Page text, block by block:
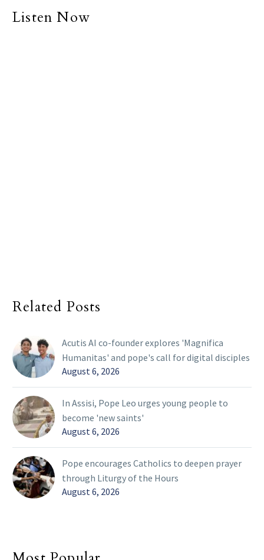
Listen Now
Related Posts
Acutis AI co-founder explores 'Magnifica
Humanitas' and pope's call for digital disciples
August 6, 2026
In Assisi, Pope Leo urges young people to
become 'new saints'
August 6, 2026
Pope encourages Catholics to deepen prayer
through Liturgy of the Hours
August 6, 2026